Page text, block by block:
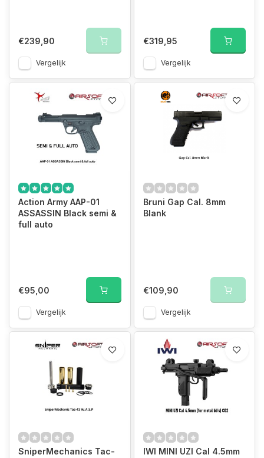
€239,90
Vergelijk
€319,95
Vergelijk
Action Army AAP-01
ASSASSIN Black semi &
full auto
€95,00
Vergelijk
Bruni Gap Cal. 8mm
Blank
€109,90
Vergelijk
SniperMechanics Tac-
IWI MINI UZI Cal 4.5mm